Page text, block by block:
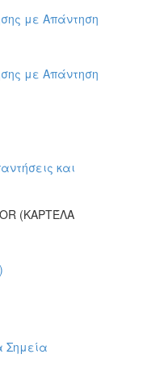
με Απάντηση
με Απάντηση
και
(ΚΑΡΤΈΛΑ
Σημεία